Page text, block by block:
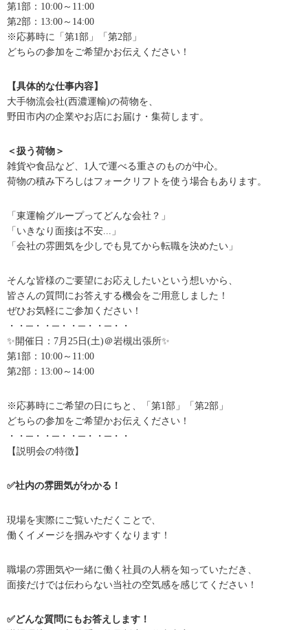
第1部：10:00～11:00
第2部：13:00～14:00
※応募時に「第1部」「第2部」
どちらの参加をご希望かお伝えください！
【具体的な仕事内容】
大手物流会社(西濃運輸)の荷物を、
野田市内の企業やお店にお届け・集荷します。
＜扱う荷物＞
雑貨や食品など、1人で運べる重さのものが中心。
荷物の積み下ろしはフォークリフトを使う場合もあります。
「東運輸グループってどんな会社？」
「いきなり面接は不安...」
「会社の雰囲気を少しでも見てから転職を決めたい」
そんな皆様のご要望にお応えしたいという想いから、
皆さんの質問にお答えする機会をご用意しました！
ぜひお気軽にご参加ください！
・・─・・─・・─・・─・・
✨開催日：7月25日(土)＠岩槻出張所✨
第1部：10:00～11:00
第2部：13:00～14:00
※応募時にご希望の日にちと、「第1部」「第2部」
どちらの参加をご希望かお伝えください！
・・─・・─・・─・・─・・
【説明会の特徴】
✅社内の雰囲気がわかる！
現場を実際にご覧いただくことで、
働くイメージを掴みやすくなります！
職場の雰囲気や一緒に働く社員の人柄を知っていただき、
面接だけでは伝わらない当社の空気感を感じてください！
✅どんな質問にもお答えします！